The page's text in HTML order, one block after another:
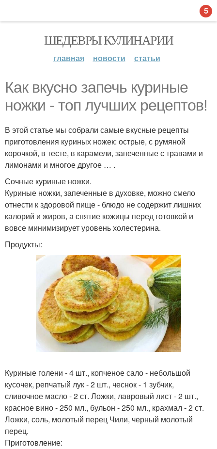
ШЕДЕВРЫ КУЛИНАРИИ
главная новости статьи
Как вкусно запечь куриные
ножки - топ лучших рецептов!
В этой статье мы собрали самые вкусные рецепты
приготовления куриных ножек: острые, с румяной
корочкой, в тесте, в карамели, запеченные с травами и
лимонами и многое другое … .
Сочные куриные ножки.
Куриные ножки, запеченные в духовке, можно смело
отнести к здоровой пище - блюдо не содержит лишних
калорий и жиров, а снятие кожицы перед готовкой и
вовсе минимизирует уровень холестерина.
Продукты:
Куриные голени - 4 шт., копченое сало - небольшой
кусочек, репчатый лук - 2 шт., чеснок - 1 зубчик,
сливочное масло - 2 ст. Ложки, лавровый лист - 2 шт.,
красное вино - 250 мл., бульон - 250 мл., крахмал - 2 ст.
Ложки, соль, молотый перец Чили, черный молотый
перец.
Приготовление:
5